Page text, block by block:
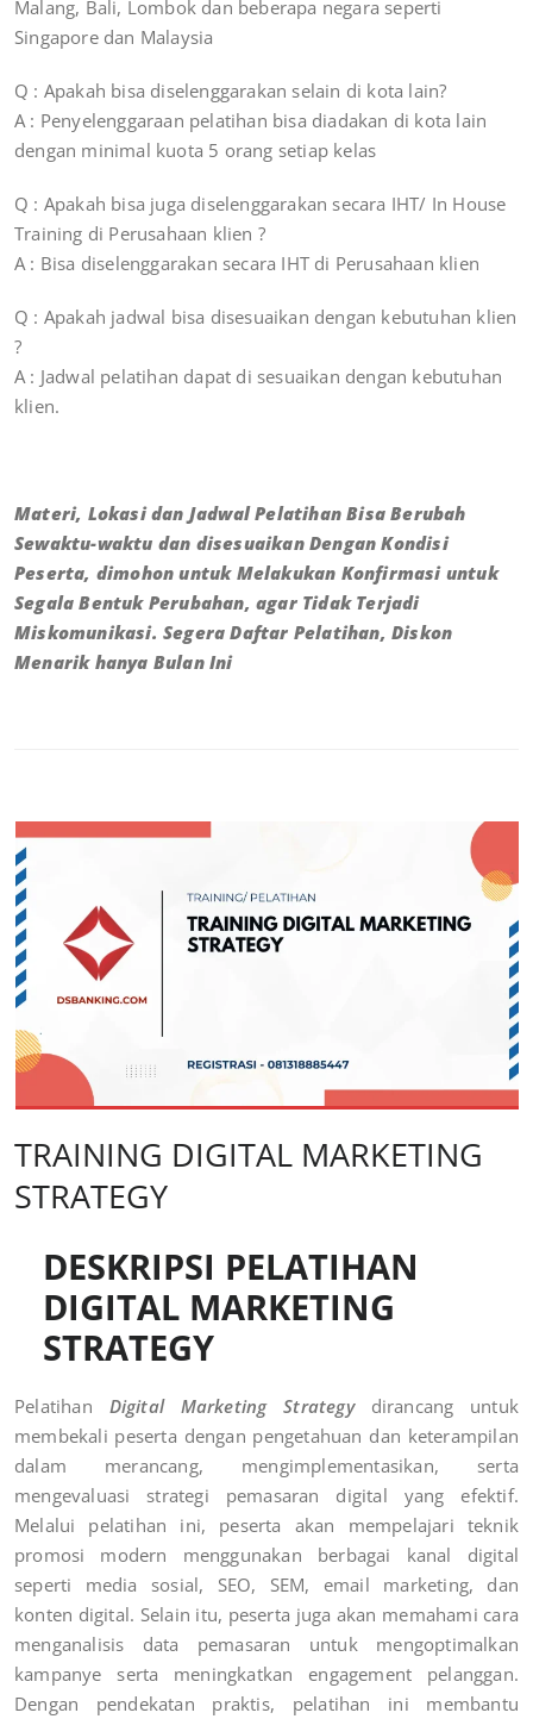
Malang, Bali, Lombok dan beberapa negara seperti
Singapore dan Malaysia
Q : Apakah bisa diselenggarakan selain di kota lain?
A : Penyelenggaraan pelatihan bisa diadakan di kota lain
dengan minimal kuota 5 orang setiap kelas
Q : Apakah bisa juga diselenggarakan secara IHT/ In House
Training di Perusahaan klien ?
A : Bisa diselenggarakan secara IHT di Perusahaan klien
Q : Apakah jadwal bisa disesuaikan dengan kebutuhan klien
?
A : Jadwal pelatihan dapat di sesuaikan dengan kebutuhan
klien.
Materi, Lokasi dan Jadwal Pelatihan Bisa Berubah
Sewaktu-waktu dan disesuaikan Dengan Kondisi
Peserta, dimohon untuk Melakukan Konfirmasi untuk
Segala Bentuk Perubahan, agar Tidak Terjadi
Miskomunikasi. Segera Daftar Pelatihan, Diskon
Menarik hanya Bulan Ini
TRAINING DIGITAL MARKETING
STRATEGY
DESKRIPSI PELATIHAN
DIGITAL MARKETING
STRATEGY
Pelatihan Digital Marketing Strategydirancang untuk
membekali peserta dengan pengetahuan dan keterampilan
dalam merancang, mengimplementasikan, serta
mengevaluasi strategi pemasaran digital yang efektif.
Melalui pelatihan ini, peserta akan mempelajari teknik
promosi modern menggunakan berbagai kanal digital
seperti media sosial, SEO, SEM, email marketing, dan
konten digital. Selain itu, peserta juga akan memahami cara
menganalisis data pemasaran untuk mengoptimalkan
kampanye serta meningkatkan engagement pelanggan.
Dengan pendekatan praktis, pelatihan ini membantu